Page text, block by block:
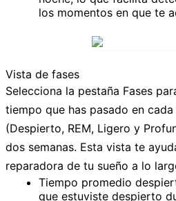
los momentos en que te
Vista de fases
Selecciona la pestaña Fases
tiempo que has pasado en
(Despierto, REM, Ligero y
dos semanas. Esta vista te
reparadora de tu sueño a lo
Tiempo promedio
que estuviste despierto